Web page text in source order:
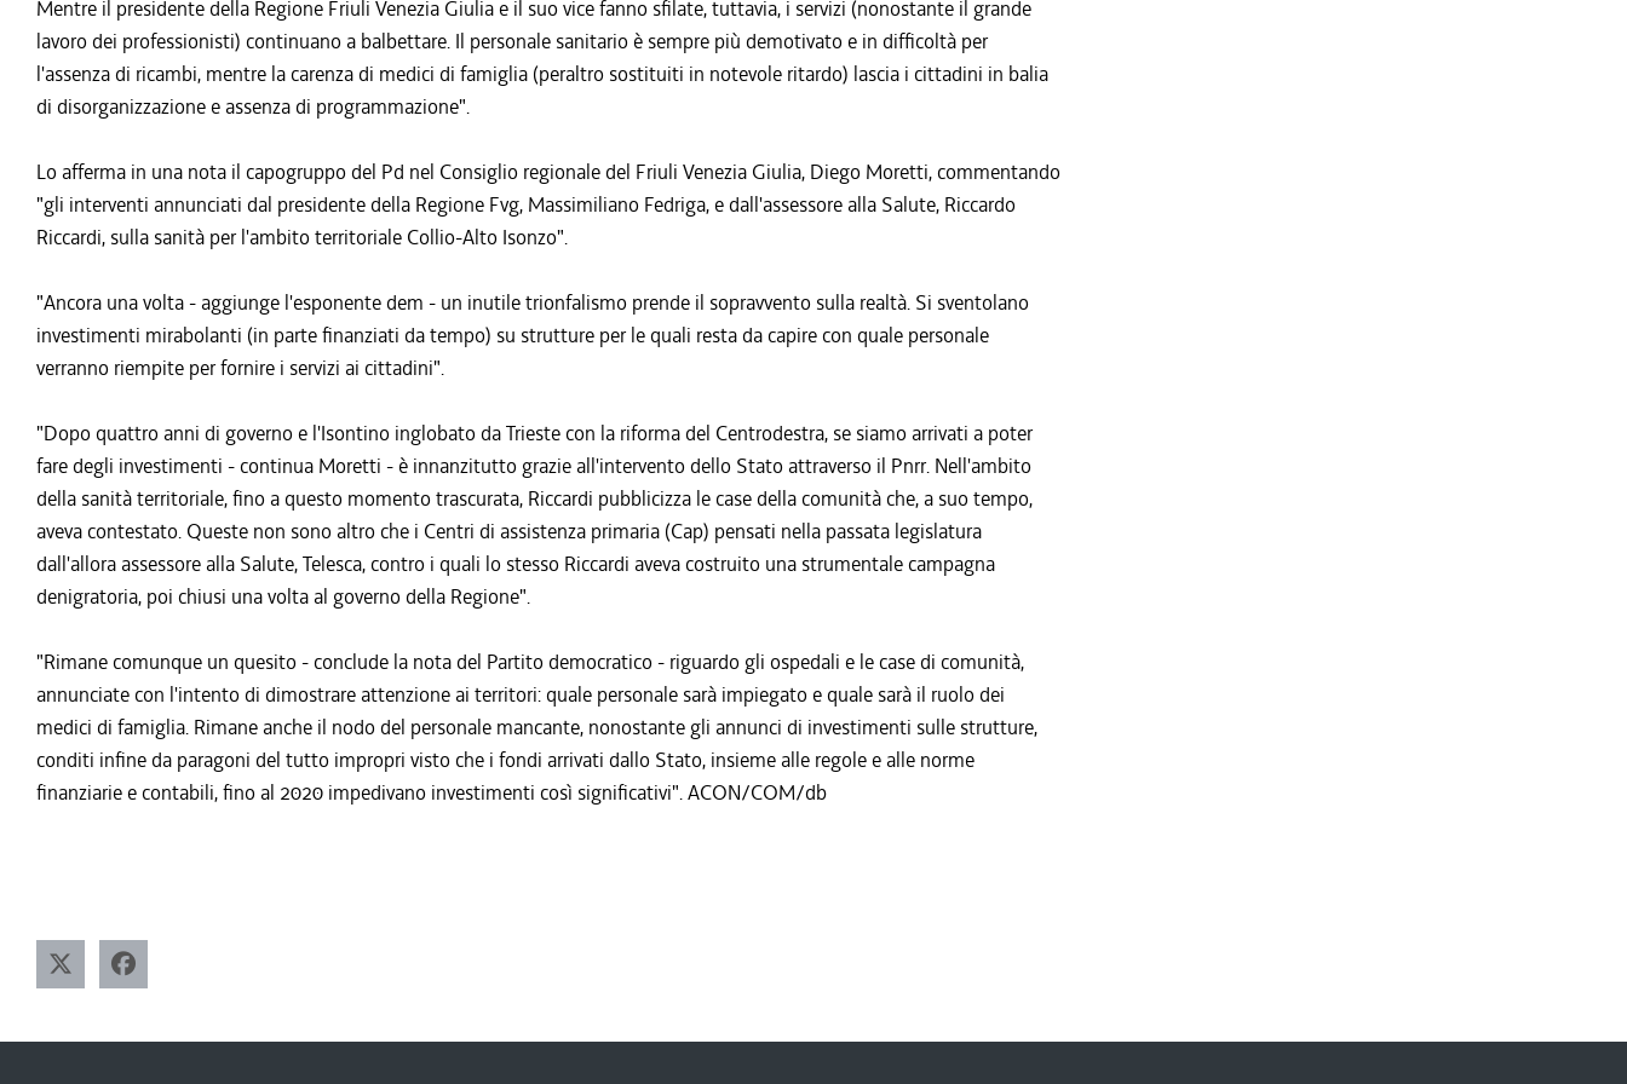
Mentre il presidente della Regione Friuli Venezia Giulia e il suo vice fanno sfilate, tuttavia, i servizi (nonostante il grande
lavoro dei professionisti) continuano a balbettare. Il personale sanitario è sempre più demotivato e in difficoltà per
l'assenza di ricambi, mentre la carenza di medici di famiglia (peraltro sostituiti in notevole ritardo) lascia i cittadini in balia
di disorganizzazione e assenza di programmazione".
Lo afferma in una nota il capogruppo del Pd nel Consiglio regionale del Friuli Venezia Giulia, Diego Moretti, commentando
"gli interventi annunciati dal presidente della Regione Fvg, Massimiliano Fedriga, e dall'assessore alla Salute, Riccardo
Riccardi, sulla sanità per l'ambito territoriale Collio-Alto Isonzo".
"Ancora una volta - aggiunge l'esponente dem - un inutile trionfalismo prende il sopravvento sulla realtà. Si sventolano
investimenti mirabolanti (in parte finanziati da tempo) su strutture per le quali resta da capire con quale personale
verranno riempite per fornire i servizi ai cittadini".
"Dopo quattro anni di governo e l'Isontino inglobato da Trieste con la riforma del Centrodestra, se siamo arrivati a poter
fare degli investimenti - continua Moretti - è innanzitutto grazie all'intervento dello Stato attraverso il Pnrr. Nell'ambito
della sanità territoriale, fino a questo momento trascurata, Riccardi pubblicizza le case della comunità che, a suo tempo,
aveva contestato. Queste non sono altro che i Centri di assistenza primaria (Cap) pensati nella passata legislatura
dall'allora assessore alla Salute, Telesca, contro i quali lo stesso Riccardi aveva costruito una strumentale campagna
denigratoria, poi chiusi una volta al governo della Regione".
"Rimane comunque un quesito - conclude la nota del Partito democratico - riguardo gli ospedali e le case di comunità,
annunciate con l'intento di dimostrare attenzione ai territori: quale personale sarà impiegato e quale sarà il ruolo dei
medici di famiglia. Rimane anche il nodo del personale mancante, nonostante gli annunci di investimenti sulle strutture,
conditi infine da paragoni del tutto impropri visto che i fondi arrivati dallo Stato, insieme alle regole e alle norme
finanziarie e contabili, fino al 2020 impedivano investimenti così significativi". ACON/COM/db